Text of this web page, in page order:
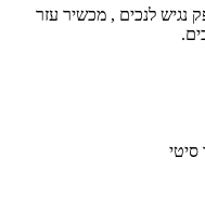
נגיש לנכים , מכשיר עזר
סיטי